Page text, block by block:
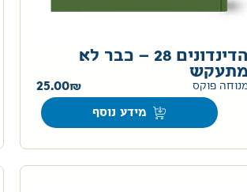
הדינדונים 28 – כבר לא
מתעקש
פוקס 25.00
מידע נוסף